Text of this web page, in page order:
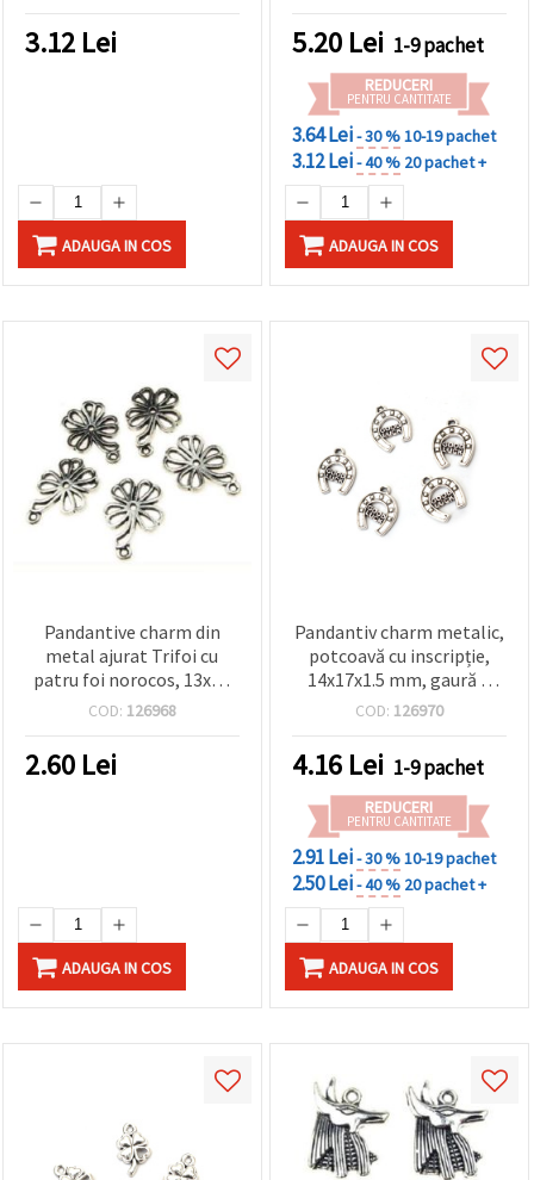
mm – pachet de 10 pentru
bijuterii DIY spirituale
3.12 Lei
ADAUGA IN COS
5.20 Lei 1-9 pachet
REDUCERI
PENTRU CANTITATE
3.64 Lei- 30 %10-19 pachet
3.12 Lei- 40 % 20 pachet +
ADAUGA IN COS
Pandantive charm din
metal ajurat Trifoi cu
patru foi norocos, 13x18
mm, gaură 1 mm, culoare
pentru bijuterii handmade
– pachet 10 bucăți
COD: 126968
2.60 Lei
ADAUGA IN COS
Pandantiv charm metalic,
potcoavă cu inscripție,
14x17x1.5 mm, gaură 2
mm, culoare argint antic
COD: 126970
4.16 Lei 1-9 pachet
REDUCERI
PENTRU CANTITATE
2.91 Lei- 30 %10-19 pachet
2.50 Lei- 40 % 20 pachet +
ADAUGA IN COS